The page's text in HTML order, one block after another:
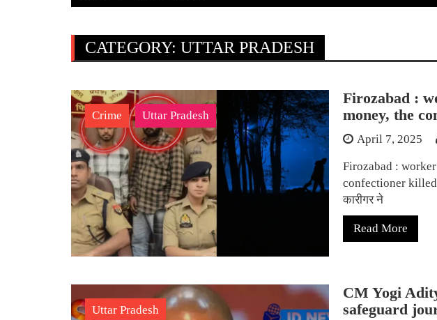
CATEGORY: UTTAR PRADESH
Crime Uttar Pradesh
Firozabad :
money, the
April 7, 2025
Firozabad :
confectioner killed
कारीगर ने
Read More
Uttar Pradesh
CM Yogi
safeguard